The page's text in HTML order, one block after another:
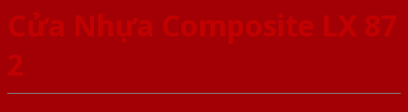
Cửa Nhựa Composite LX 87
2